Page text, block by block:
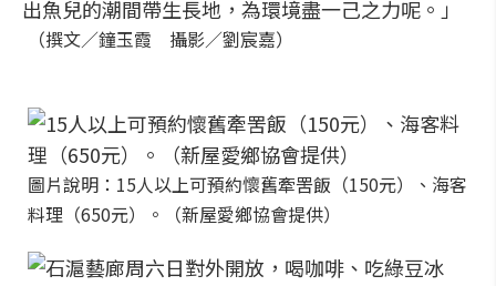
出魚兒的潮間帶生長地，為環境盡一己之力呢。」
（撰文／鐘玉霞 攝影／劉宸嘉）
圖片說明：15人以上可預約懷舊牽罟飯（150元）、海客
料理（650元）。（新屋愛鄉協會提供）